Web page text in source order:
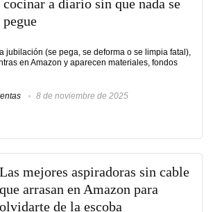
cocinar a diario sin que nada se
pegue
jubilación (se pega, se deforma o se limpia fatal),
en Amazon y aparecen materiales, fondos
8 de noviembre de 2025
Las mejores aspiradoras sin cable
que arrasan en Amazon para
olvidarte de la escoba